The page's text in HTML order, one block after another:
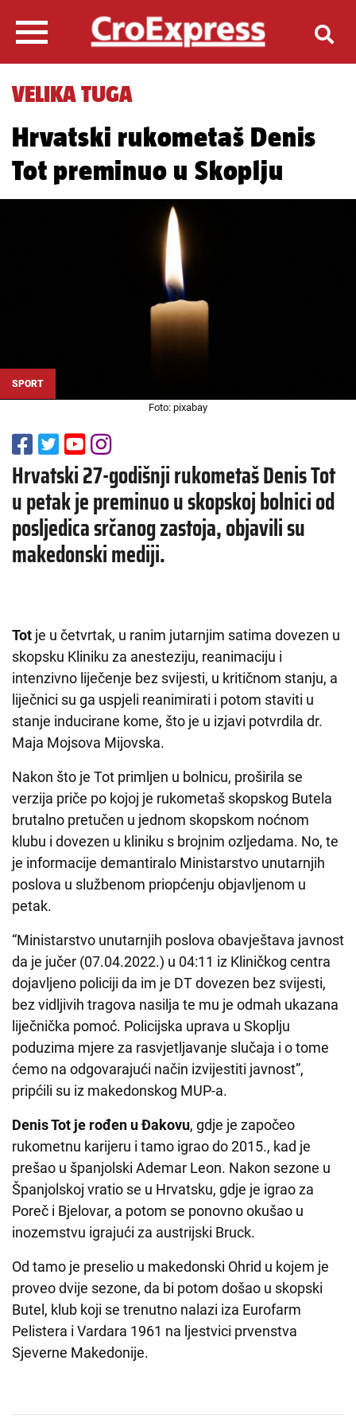
VELIKA TUGA
Hrvatski rukometaš Denis
Tot preminuo u Skoplju
SPORT
Foto: pixabay
Hrvatski 27-godišnji rukometaš Denis Tot
u petak je preminuo u skopskoj bolnici od
posljedica srčanog zastoja, objavili su
makedonski mediji.
Tot je u četvrtak, u ranim jutarnjim satima dovezen u
skopsku Kliniku za anesteziju, reanimaciju i
intenzivno liječenje bez svijesti, u kritičnom stanju, a
liječnici su ga uspjeli reanimirati i potom staviti u
stanje inducirane kome, što je u izjavi potvrdila dr.
Maja Mojsova Mijovska.
Nakon što je Tot primljen u bolnicu, proširila se
verzija priče po kojoj je rukometaš skopskog Butela
brutalno pretučen u jednom skopskom noćnom
klubu i dovezen u kliniku s brojnim ozljedama. No, te
je informacije demantiralo Ministarstvo unutarnjih
poslova u službenom priopćenju objavljenom u
petak.
“Ministarstvo unutarnjih poslova obavještava javnost
da je jučer (07.04.2022.) u 04:11 iz Kliničkog centra
dojavljeno policiji da im je DT dovezen bez svijesti,
bez vidljivih tragova nasilja te mu je odmah ukazana
liječnička pomoć. Policijska uprava u Skoplju
poduzima mjere za rasvjetljavanje slučaja i o tome
ćemo na odgovarajući način izvijestiti javnost”,
pripćili su iz makedonskog MUP-a.
Denis Tot je rođen u Đakovu, gdje je započeo
rukometnu karijeru i tamo igrao do 2015., kad je
prešao u španjolski Ademar Leon. Nakon sezone u
Španjolskoj vratio se u Hrvatsku, gdje je igrao za
Poreč i Bjelovar, a potom se ponovno okušao u
inozemstvu igrajući za austrijski Bruck.
Od tamo je preselio u makedonski Ohrid u kojem je
proveo dvije sezone, da bi potom došao u skopski
Butel, klub koji se trenutno nalazi iza Eurofarm
Pelistera i Vardara 1961 na ljestvici prvenstva
Sjeverne Makedonije.